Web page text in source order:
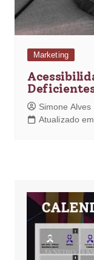
Marketing
Simone Alves
Atualizado